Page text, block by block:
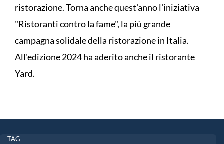
ristorazione. Torna anche quest'anno l'iniziativa
"Ristoranti contro la fame", la più grande
campagna solidale della ristorazione in Italia.
All'edizione 2024 ha aderito anche il ristorante
Yard.
TAG